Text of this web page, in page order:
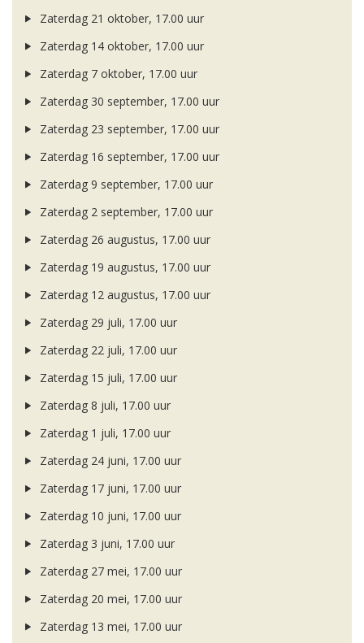
Zaterdag 21 oktober, 17.00 uur
Zaterdag 14 oktober, 17.00 uur
Zaterdag 7 oktober, 17.00 uur
Zaterdag 30 september, 17.00 uur
Zaterdag 23 september, 17.00 uur
Zaterdag 16 september, 17.00 uur
Zaterdag 9 september, 17.00 uur
Zaterdag 2 september, 17.00 uur
Zaterdag 26 augustus, 17.00 uur
Zaterdag 19 augustus, 17.00 uur
Zaterdag 12 augustus, 17.00 uur
Zaterdag 29 juli, 17.00 uur
Zaterdag 22 juli, 17.00 uur
Zaterdag 15 juli, 17.00 uur
Zaterdag 8 juli, 17.00 uur
Zaterdag 1 juli, 17.00 uur
Zaterdag 24 juni, 17.00 uur
Zaterdag 17 juni, 17.00 uur
Zaterdag 10 juni, 17.00 uur
Zaterdag 3 juni, 17.00 uur
Zaterdag 27 mei, 17.00 uur
Zaterdag 20 mei, 17.00 uur
Zaterdag 13 mei, 17.00 uur